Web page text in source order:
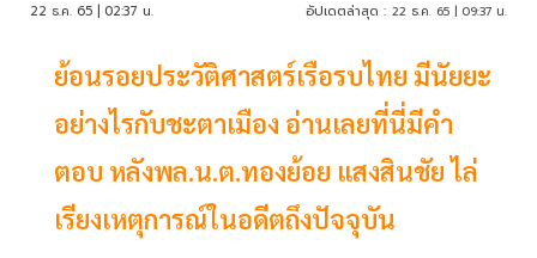
22 ธ.ค. 65 | 02:37 น. อัปเดตล่าสุด : 22 ธ.ค. 65 | 09:37 น.
ย้อนรอยประวัติศาสตร์เรือรบไทย มีนัยยะ
อย่างไรกับชะตาเมือง อ่านเลยที่นี่มีคำ
ตอบ หลังพล.น.ต.ทองย้อย แสงสินชัย ไล่
เรียงเหตุการณ์ในอดีตถึงปัจจุบัน